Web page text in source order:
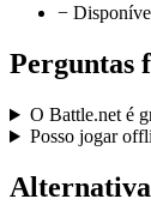
−
Perguntas
O Battle.net é
Posso jogar